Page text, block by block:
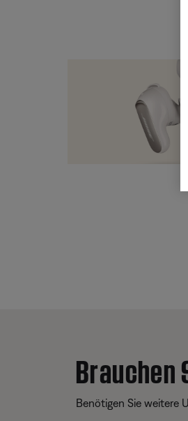
Brauchen
Benötigen Sie weitere